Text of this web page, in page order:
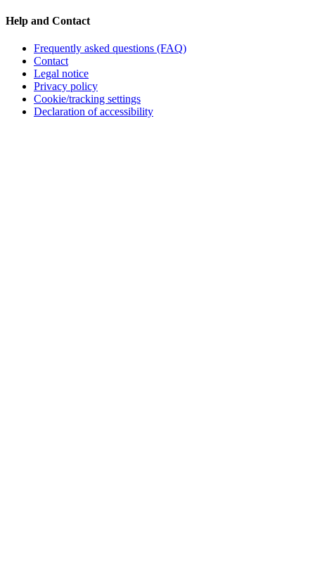
Help and Contact
Frequently asked questions (FAQ)
Contact
Legal notice
Privacy policy
Cookie/tracking settings
Declaration of accessibility